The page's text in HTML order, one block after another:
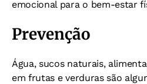
emocional para o bem-estar
Prevenção
Água, sucos naturais,
em frutas e verduras são